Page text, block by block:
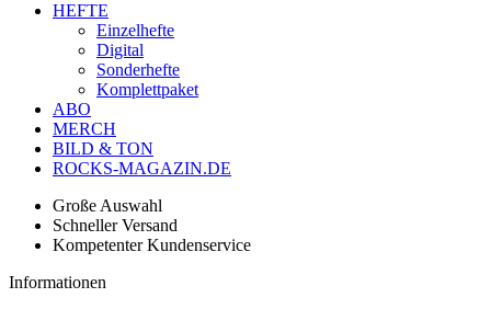
HEFTE
Einzelhefte
Digital
Sonderhefte
Komplettpaket
ABO
MERCH
BILD & TON
ROCKS-MAGAZIN.DE
Große Auswahl
Schneller Versand
Kompetenter Kundenservice
Informationen